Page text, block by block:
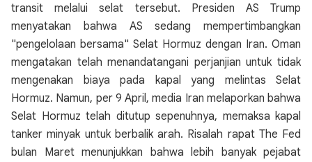
transit melalui selat tersebut. Presiden AS Trump
menyatakan bahwa AS sedang mempertimbangkan
"pengelolaan bersama" Selat Hormuz dengan Iran. Oman
mengatakan telah menandatangani perjanjian untuk tidak
mengenakan biaya pada kapal yang melintas Selat
Hormuz. Namun, per 9 April, media Iran melaporkan bahwa
Selat Hormuz telah ditutup sepenuhnya, memaksa kapal
tanker minyak untuk berbalik arah. Risalah rapat The Fed
bulan Maret menunjukkan bahwa lebih banyak pejabat